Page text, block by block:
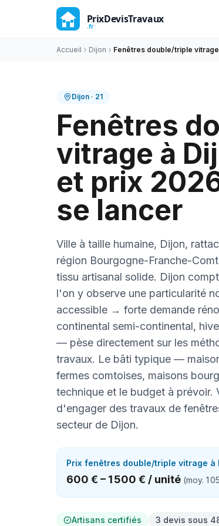
Accueil Dijon Fenêtres double/triple vitrage
Dijon · 21
Fenêtres
vitrage à
et prix
se lancer
Ville à taille humaine, Dijon,
région Bourgogne-Franche-
tissu artisanal solide. Dijon
l'on y observe une particularité
accessible → forte demande
continental semi-continental,
— pèse directement sur les
travaux. Le bâti typique —
fermes comtoises, maisons
technique et le budget à
d'engager des travaux de
secteur de Dijon.
Prix fenêtres double/triple vitrage à
600 € – 1 500 € / unité (moy. 1
Artisans certifiés 3 devis sous